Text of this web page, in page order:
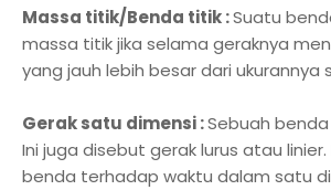
Massa titik/Benda titik :Suatu
massa titik jika selama geraknya
yang jauh lebih besar dari ukurannya
Gerak satu dimensi :Sebuah
Ini juga disebut gerak lurus atau
benda terhadap waktu dalam satu